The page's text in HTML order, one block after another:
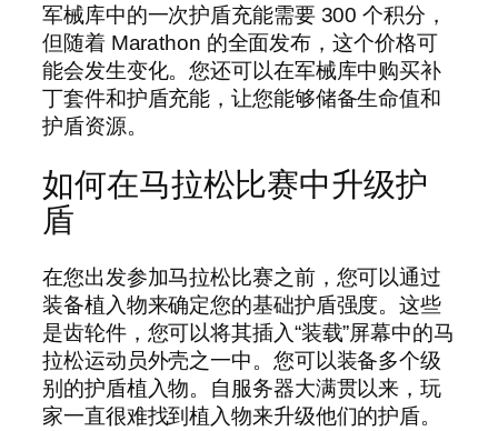
军械库中的一次护盾充能需要 300 个积分，
但随着 Marathon 的全面发布，这个价格可
能会发生变化。您还可以在军械库中购买补
丁套件和护盾充能，让您能够储备生命值和
护盾资源。
如何在马拉松比赛中升级护
盾
在您出发参加马拉松比赛之前，您可以通过
装备植入物来确定您的基础护盾强度。这些
是齿轮件，您可以将其插入“装载”屏幕中的马
拉松运动员外壳之一中。您可以装备多个级
别的护盾植入物。自服务器大满贯以来，玩
家一直很难找到植入物来升级他们的护盾。